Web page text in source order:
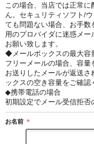
この場合、当店では正常
ん。セキュリティソフト/
ても問題ない場合、お手数
用のプロバイダに迷惑メ
お願い致します。
◆メールボックスの最大容
フリーメールの場合、容
お送りしたメールが返送
ックスの空き容量をご確認
◆携帯電話の場合
初期設定でメール受信拒否
お名前 ＊